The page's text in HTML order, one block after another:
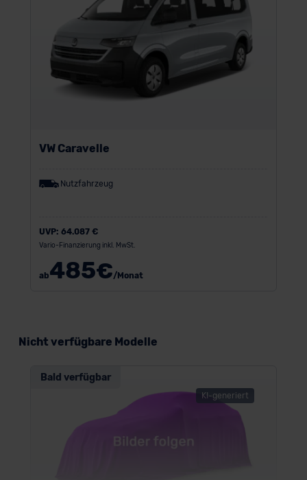
VW Caravelle
Nutzfahrzeug
UVP: 64.087 €
Vario-Finanzierung inkl. MwSt.
ab485€/Monat
Nicht verfügbare Modelle
KI-generiert
Bald verfügbar